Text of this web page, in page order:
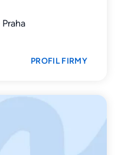
PROFIL FIRMY